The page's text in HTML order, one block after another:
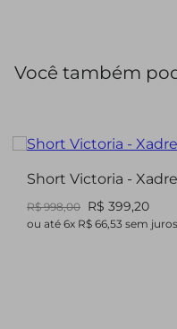
Você também
Short Victoria -
R$ 998,00 R$ 399,20
ou até 6x R$ 66,53 sem juros